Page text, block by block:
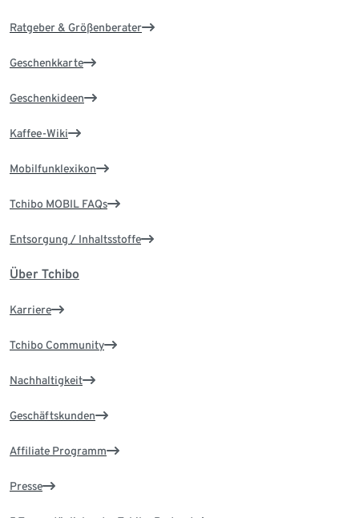
Ratgeber & Größenberater
Geschenkkarte
Geschenkideen
Kaffee-Wiki
Mobilfunklexikon
Tchibo MOBIL FAQs
Entsorgung / Inhaltsstoffe
Über Tchibo
Karriere
Tchibo Community
Nachhaltigkeit
Geschäftskunden
Affiliate Programm
Presse